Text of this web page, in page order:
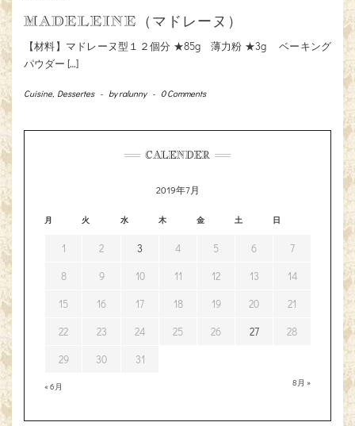
MADELEINE（マドレーヌ）
【材料】マドレーヌ型１２個分 ★85g 薄力粉 ★3g ベーキング
パウダー […]
Cuisine, Dessertes - byralunny - 0 Comments
CALENDER
2019年7月
月 火 水 木 金 土 日
« 6月 8月 »
1 2 3 4 5 6 7
8 9 10 11 12 13 14
15 16 17 18 19 20 21
22 23 24 25 26 27 28
29 30 31